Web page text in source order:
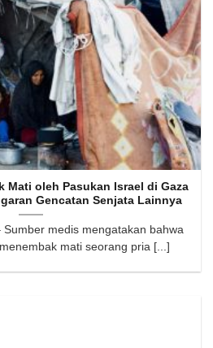
Mati oleh Pasukan Israel di Gaza
Gencatan Senjata Lainnya
medis mengatakan bahwa
mati seorang pria [...]